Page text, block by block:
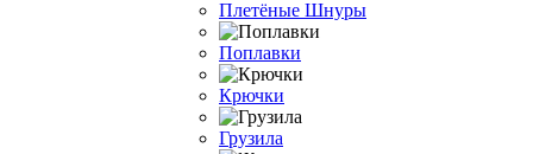
Плетёные Шнуры
Поплавки
Крючки
Грузила